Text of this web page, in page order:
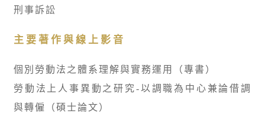
刑事訴訟
主要著作與線上影音
個別勞動法之體系理解與實務運用（專書）
勞動法上人事異動之研究-以調職為中心兼論借調
與轉僱（碩士論文）